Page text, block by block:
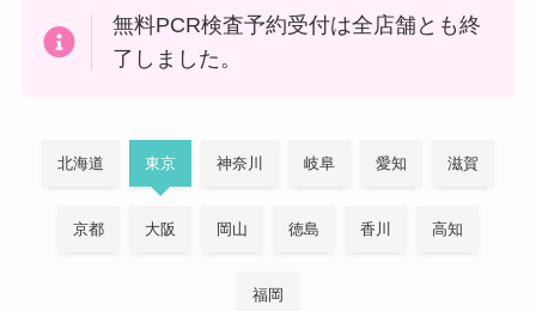
無料PCR検査予約受付は全店舗とも終
了しました。
北海道 東京 神奈川 岐阜 愛知 滋賀
京都 大阪 岡山 徳島 香川 高知
福岡